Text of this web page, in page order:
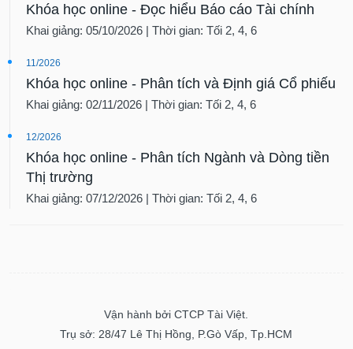
Khóa học online - Đọc hiểu Báo cáo Tài chính
Khai giảng: 05/10/2026 | Thời gian: Tối 2, 4, 6
11/2026
Khóa học online - Phân tích và Định giá Cổ phiếu
Khai giảng: 02/11/2026 | Thời gian: Tối 2, 4, 6
12/2026
Khóa học online - Phân tích Ngành và Dòng tiền
Thị trường
Khai giảng: 07/12/2026 | Thời gian: Tối 2, 4, 6
Vận hành bởi CTCP Tài Việt.
Trụ sở: 28/47 Lê Thị Hồng, P.Gò Vấp, Tp.HCM